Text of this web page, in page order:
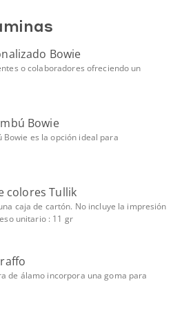
Bowie
o colaboradores ofreciendo un
Bowie
Bowie es la opción ideal para
colores Tullik
caja de cartón. No incluye la impresión
unitario : 11 gr
de álamo incorpora una goma para